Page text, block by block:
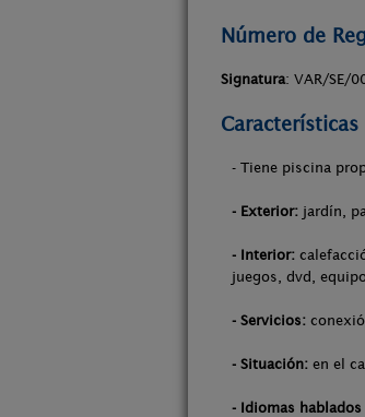
Número de
Signatura: VAR/SE/
Características
- Tiene piscina
- Exterior: jardín,
- Interior:
juegos, dvd,
- Servicios:
- Situación: en el
- Idiomas